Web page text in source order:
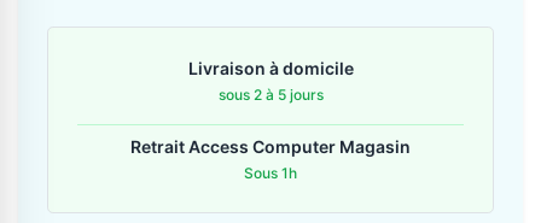
Livraison à domicile
sous 2 à 5 jours
Retrait Access Computer Magasin
Sous 1h